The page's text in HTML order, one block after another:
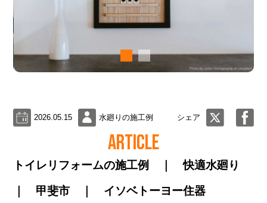
2026.05.15 水廻りの施工例 シェア
ARTICLE
トイレリフォームの施工例 ｜ 快適水廻り
｜ 甲斐市 ｜ イソベトーヨー住器